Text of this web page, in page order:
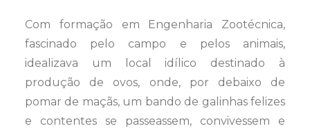
Com formação em Engenharia Zootécnica,
fascinado pelo campo e pelos animais,
idealizava um local idílico destinado à
produção de ovos, onde, por debaixo de
pomar de maçãs, um bando de galinhas felizes
e contentes se passeassem, convivessem e